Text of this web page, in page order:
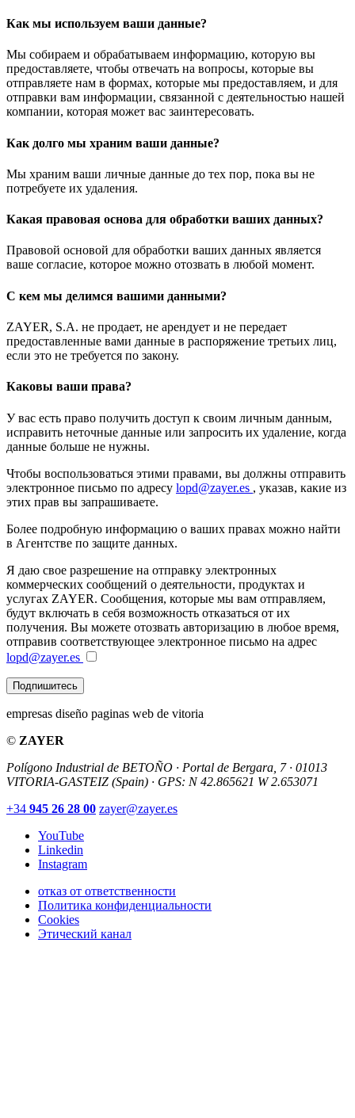
Как мы используем ваши данные?
Мы собираем и обрабатываем информацию, которую вы
предоставляете, чтобы отвечать на вопросы, которые вы
отправляете нам в формах, которые мы предоставляем, и для
отправки вам информации, связанной с деятельностью нашей
компании, которая может вас заинтересовать.
Как долго мы храним ваши данные?
Мы храним ваши личные данные до тех пор, пока вы не
потребуете их удаления.
Какая правовая основа для обработки ваших данных?
Правовой основой для обработки ваших данных является
ваше согласие, которое можно отозвать в любой момент.
С кем мы делимся вашими данными?
ZAYER, S.A. не продает, не арендует и не передает
предоставленные вами данные в распоряжение третьих лиц,
если это не требуется по закону.
Каковы ваши права?
У вас есть право получить доступ к своим личным данным,
исправить неточные данные или запросить их удаление, когда
данные больше не нужны.
Чтобы воспользоваться этими правами, вы должны отправить
электронное письмо по адресу lopd@zayer.es , указав, какие из
этих прав вы запрашиваете.
Более подробную информацию о ваших правах можно найти
в Агентстве по защите данных.
Я даю свое разрешение на отправку электронных
коммерческих сообщений о деятельности, продуктах и ​​
услугах ZAYER. Сообщения, которые мы вам отправляем,
будут включать в себя возможность отказаться от их
получения. Вы можете отозвать авторизацию в любое время,
отправив соответствующее электронное письмо на адрес
lopd@zayer.es
Подпишитесь
empresas diseño paginas web de vitoria
© ZAYER
Polígono Industrial de BETOÑO · Portal de Bergara, 7 · 01013
VITORIA-GASTEIZ (Spain) · GPS: N 42.865621 W 2.653071
+34 945 26 28 00 zayer@zayer.es
YouTube
Linkedin
Instagram
отказ от ответственности
Политика конфиденциальности
Cookies
Этический канал